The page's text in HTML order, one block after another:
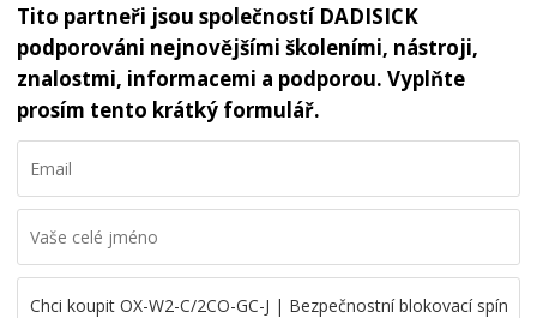
Tito partneři jsou společností DADISICK
podporováni nejnovějšími školeními, nástroji,
znalostmi, informacemi a podporou. Vyplňte
prosím tento krátký formulář.